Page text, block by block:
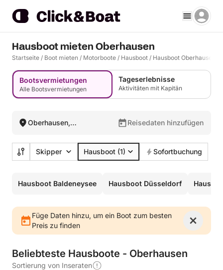
Hausboot mieten Oberhausen
Startseite / Boot mieten / Motorboote / Hausboot / Hausboot Oberhausen
Bootsvermietungen
Alle Bootsvermietungen
Tageserlebnisse
Aktivitäten mit Kapitän
Oberhausen,
Reisedaten hinzufügen
Skipper Hausboot (1) Sofortbuchung
Hausboot Baldeneysee Hausboot Düsseldorf
Füge Daten hinzu, um ein Boot zum besten
Preis zu finden
Beliebteste Hausboote - Oberhausen
Sortierung von Inseraten